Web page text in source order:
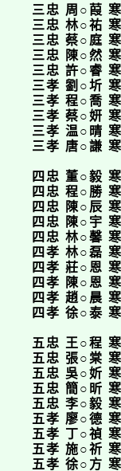
三忠 周○葭
三忠 林○祐
三忠 蔡○庭
三忠 陳○然
三忠 許○睿
三孝 劉○圻
三孝 程○喬
三孝 蔡○妍
三孝 温○晴
三孝 唐○謙
四忠 董○毅
四忠 程○勝
四忠 陳○辰
四忠 陳○宇
四忠 林○馨
四孝 林○磊
四孝 莊○恩
四孝 陳○恩
四孝 趙○晨
四孝 徐○泰
五忠 王○程
五忠 張○棠
五忠 吳○妡
五忠 簡○昕
五忠 李○毅
五孝 廖○德
五孝 丁○禎
五孝 施○祈
五孝 徐○方